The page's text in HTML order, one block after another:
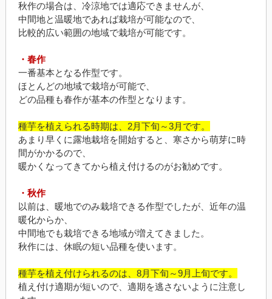
秋作の場合は、冷涼地では適応できませんが、
中間地と温暖地であれば栽培が可能なので、
比較的広い範囲の地域で栽培が可能です。
・春作
一番基本となる作型です。
ほとんどの地域で栽培が可能で、
どの品種も春作が基本の作型となります。
種芋を植えられる時期は、2月下旬～3月です。
あまり早くに露地栽培を開始すると、寒さから萌芽に時
間がかかるので、
暖かくなってきてから植え付けるのがお勧めです。
・秋作
以前は、暖地でのみ栽培できる作型でしたが、近年の温
暖化からか、
中間地でも栽培できる地域が増えてきました。
秋作には、休眠の短い品種を使います。
種芋を植え付けられるのは、8月下旬～9月上旬です。
植え付け適期が短いので、適期を逃さないように注意し